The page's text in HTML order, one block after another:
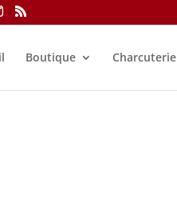
Boutique Charcuterie